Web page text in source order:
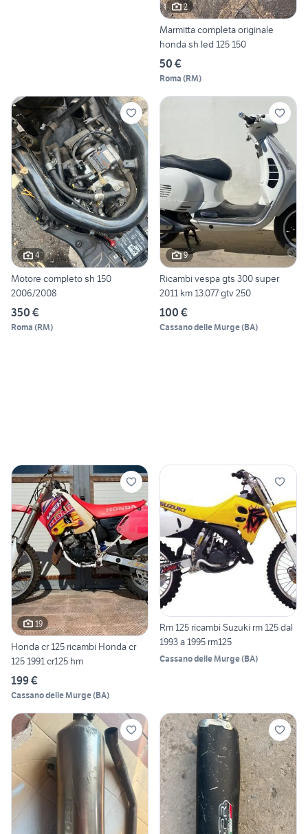
2
Marmitta completa originale
honda sh led 125 150
50 €
Roma (RM)
4
Motore completo sh 150
2006/2008
350 €
Roma (RM)
9
Ricambi vespa gts 300 super
2011 km 13.077 gtv 250
100 €
Cassano delle Murge(BA)
19
Honda cr 125 ricambi Honda cr
125 1991 cr125 hm
199 €
Cassano delle Murge(BA)
Rm 125 ricambi Suzuki rm 125 dal
1993 a 1995 rm125
Cassano delle Murge(BA)